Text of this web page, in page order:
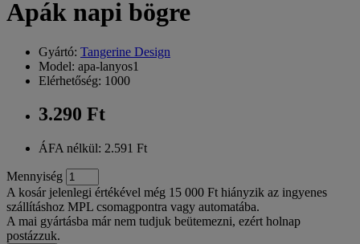
Apák napi bögre
Gyártó: Tangerine Design
Model: apa-lanyos1
Elérhetőség: 1000
3.290 Ft
ÁFA nélkül: 2.591 Ft
Mennyiség
A kosár jelenlegi értékével még 15 000 Ft hiányzik az ingyenes
szállításhoz MPL csomagpontra vagy automatába.
A mai gyártásba már nem tudjuk beütemezni, ezért holnap
postázzuk.